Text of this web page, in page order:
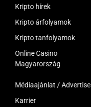
Kripto hírek
Kripto árfolyamok
Kripto tanfolyamok
Online Casino
Magyarország
Médiaajánlat / Advertise
Karrier